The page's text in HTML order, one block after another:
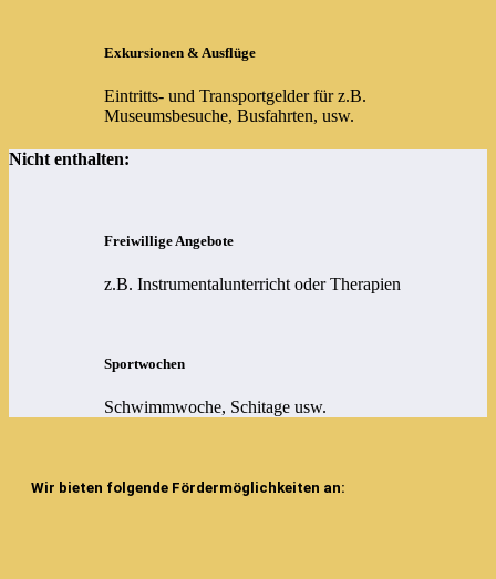
Exkursionen & Ausflüge
Eintritts- und Transportgelder für z.B.
Museumsbesuche, Busfahrten, usw.
Nicht enthalten:
Freiwillige Angebote
z.B. Instrumentalunterricht oder Therapien
Sportwochen
Schwimmwoche, Schitage usw.
Wir bieten folgende Fördermöglichkeiten an: